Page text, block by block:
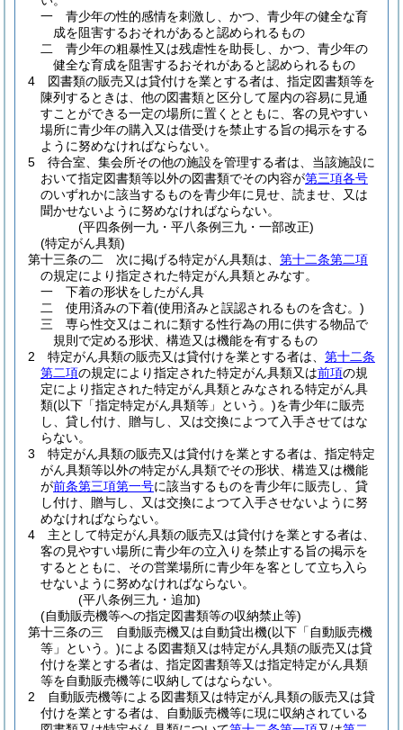
一
青少年の性的感情を刺激し、かつ、青少年の健全な育
成を阻害するおそれがあると認められるもの
二
青少年の粗暴性又は残虐性を助長し、かつ、青少年の
健全な育成を阻害するおそれがあると認められるもの
4
図書類の販売又は貸付けを業とする者は、指定図書類等を
陳列するときは、他の図書類と区分して屋内の容易に見通
すことができる一定の場所に置くとともに、客の見やすい
場所に青少年の購入又は借受けを禁止する旨の掲示をする
ように努めなければならない。
5
待合室、集会所その他の施設を管理する者は、当該施設に
おいて指定図書類等以外の図書類でその内容が第三項各号
のいずれかに該当するものを青少年に見せ、読ませ、又は
聞かせないように努めなければならない。
(平四条例一九・平八条例三九・一部改正)
(特定がん具類)
第十三条の二
次に掲げる特定がん具類は、 第十二条第二項
の規定により指定された特定がん具類とみなす。
一
下着の形状をしたがん具
二
使用済みの下着(使用済みと誤認されるものを含む。)
三
専ら性交又はこれに類する性行為の用に供する物品で
規則で定める形状、構造又は機能を有するもの
2
特定がん具類の販売又は貸付けを業とする者は、 第十二条
第二項の規定により指定された特定がん具類又は前項の規
定により指定された特定がん具類とみなされる特定がん具
類(以下「指定特定がん具類等」という。)を青少年に販売
し、貸し付け、贈与し、又は交換によつて入手させてはな
らない。
3
特定がん具類の販売又は貸付けを業とする者は、指定特定
がん具類等以外の特定がん具類でその形状、構造又は機能
が前条第三項第一号に該当するものを青少年に販売し、貸
し付け、贈与し、又は交換によつて入手させないように努
めなければならない。
4
主として特定がん具類の販売又は貸付けを業とする者は、
客の見やすい場所に青少年の立入りを禁止する旨の掲示を
するとともに、その営業場所に青少年を客として立ち入ら
せないように努めなければならない。
(平八条例三九・追加)
(自動販売機等への指定図書類等の収納禁止等)
第十三条の三
自動販売機又は自動貸出機(以下「自動販売機
等」という。)による図書類又は特定がん具類の販売又は貸
付けを業とする者は、指定図書類等又は指定特定がん具類
等を自動販売機等に収納してはならない。
2
自動販売機等による図書類又は特定がん具類の販売又は貸
付けを業とする者は、自動販売機等に現に収納されている